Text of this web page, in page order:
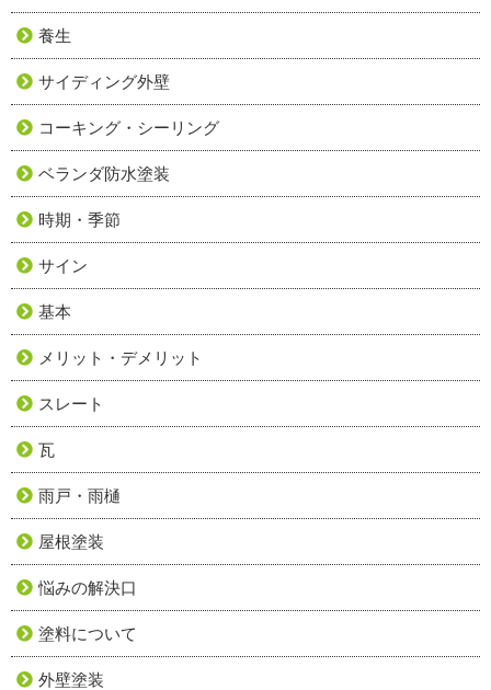
養生
サイディング外壁
コーキング・シーリング
ベランダ防水塗装
時期・季節
サイン
基本
メリット・デメリット
スレート
瓦
雨戸・雨樋
屋根塗装
悩みの解決口
塗料について
外壁塗装